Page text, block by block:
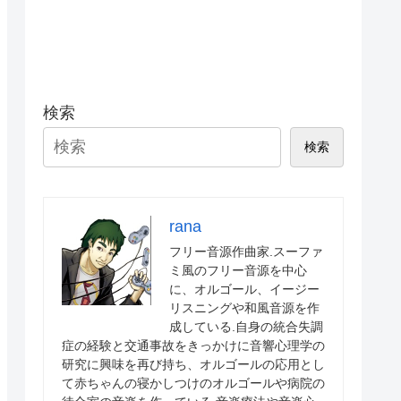
検索
検索
rana
フリー音源作曲家.スーファ
ミ風のフリー音源を中心
に、オルゴール、イージー
リスニングや和風音源を作
成している.自身の統合失調
症の経験と交通事故をきっかけに音響心理学の
研究に興味を再び持ち、オルゴールの応用とし
て赤ちゃんの寝かしつけのオルゴールや病院の